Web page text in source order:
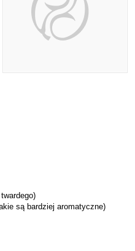
są bardziej aromatyczne)